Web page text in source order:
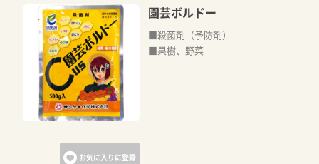
お気に入りに登録
園芸ボルドー
■殺菌剤（予防剤）
■果樹、野菜